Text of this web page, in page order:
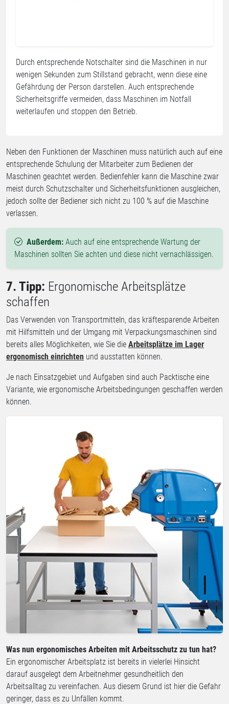
Durch entsprechende Notschalter sind die Maschinen in nur
wenigen Sekunden zum Stillstand gebracht, wenn diese eine
Gefährdung der Person darstellen. Auch entsprechende
Sicherheitsgriffe vermeiden, dass Maschinen im Notfall
weiterlaufen und stoppen den Betrieb.
Neben den Funktionen der Maschinen muss natürlich auch auf eine
entsprechende Schulung der Mitarbeiter zum Bedienen der
Maschinen geachtet werden. Bedienfehler kann die Maschine zwar
meist durch Schutzschalter und Sicherheitsfunktionen ausgleichen,
jedoch sollte der Bediener sich nicht zu 100 % auf die Maschine
verlassen.
Außerdem: Auch auf eine entsprechende Wartung der
Maschinen sollten Sie achten und diese nicht vernachlässigen.
7. Tipp: Ergonomische Arbeitsplätze
schaffen
Das Verwenden von Transportmitteln, das kräftesparende Arbeiten
mit Hilfsmitteln und der Umgang mit Verpackungsmaschinen sind
bereits alles Möglichkeiten, wie Sie die Arbeitsplätze im Lager
ergonomisch einrichten und ausstatten können.
Je nach Einsatzgebiet und Aufgaben sind auch Packtische eine
Variante, wie ergonomische Arbeitsbedingungen geschaffen werden
können.
Was nun ergonomisches Arbeiten mit Arbeitsschutz zu tun hat?
Ein ergonomischer Arbeitsplatz ist bereits in vielerlei Hinsicht
darauf ausgelegt dem Arbeitnehmer gesundheitlich den
Arbeitsalltag zu vereinfachen. Aus diesem Grund ist hier die Gefahr
geringer, dass es zu Unfällen kommt.